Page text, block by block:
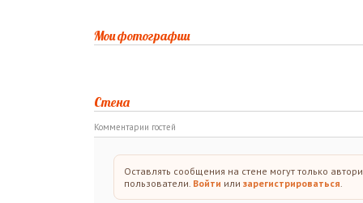
Мои фотографии
Стена
Комментарии гостей
Оставлять сообщения на стене могут только
пользователи. Войти или зарегистрироваться.